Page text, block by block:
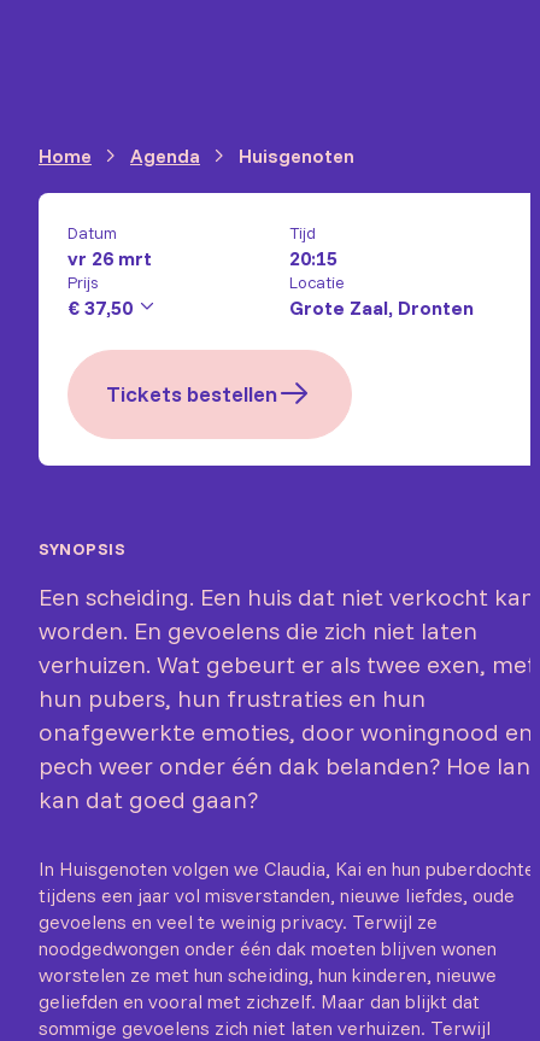
Home Agenda Huisgenoten
Datum
vr 26 mrt
Tijd
20:15
Prijs
€ 37,50
Locatie
Grote Zaal, Dronten
Tickets bestellen
SYNOPSIS
Een scheiding. Een huis dat niet verkocht kan
worden. En gevoelens die zich niet laten
verhuizen. Wat gebeurt er als twee exen, met
hun pubers, hun frustraties en hun
onafgewerkte emoties, door woningnood en
pech weer onder één dak belanden? Hoe
kan dat goed gaan?
In Huisgenoten volgen we Claudia, Kai en hun
tijdens een jaar vol misverstanden, nieuwe liefdes, oude
gevoelens en veel te weinig privacy. Terwijl ze
noodgedwongen onder één dak moeten blijven wonen
worstelen ze met hun scheiding, hun kinderen, nieuwe
geliefden en vooral met zichzelf. Maar dan blijkt dat
sommige gevoelens zich niet laten verhuizen. Terwijl